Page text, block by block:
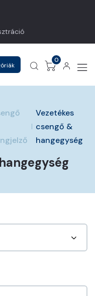
0
Vezetékes
csengő &
hangegység